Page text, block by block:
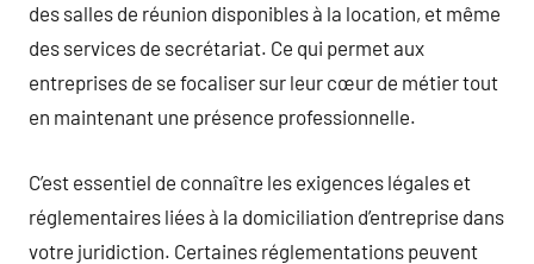
des salles de réunion disponibles à la location, et même
des services de secrétariat. Ce qui permet aux
entreprises de se focaliser sur leur cœur de métier tout
en maintenant une présence professionnelle.
C’est essentiel de connaître les exigences légales et
réglementaires liées à la domiciliation d’entreprise dans
votre juridiction. Certaines réglementations peuvent